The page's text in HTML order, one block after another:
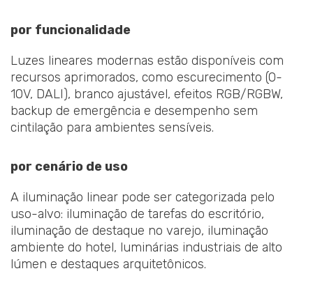
por funcionalidade
Luzes lineares modernas estão disponíveis com
recursos aprimorados, como escurecimento (0-
10V, DALI), branco ajustável, efeitos RGB/RGBW,
backup de emergência e desempenho sem
cintilação para ambientes sensíveis.
por cenário de uso
A iluminação linear pode ser categorizada pelo
uso-alvo: iluminação de tarefas do escritório,
iluminação de destaque no varejo, iluminação
ambiente do hotel, luminárias industriais de alto
lúmen e destaques arquitetônicos.